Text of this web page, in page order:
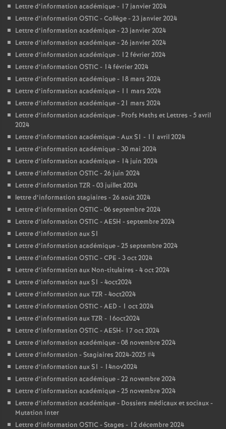
Lettre d’information académique - 17 janvier 2024
Lettre d’information OSTIC - Collège - 23 janvier 2024
Lettre d’information académique - 23 janvier 2024
Lettre d’information académique - 26 janvier 2024
Lettre d’information académique - 12 février 2024
Lettre d’information OSTIC - 14 février 2024
Lettre d’information académique - 18 mars 2024
Lettre d’information académique - 11 mars 2024
Lettre d’information académique - 21 mars 2024
Lettre d’information académique - Profs Maths et Lettres - 5 avril
2024
Lettre d’information académique - Aux S1 - 11 avril 2024
Lettre d’information académique - 30 mai 2024
Lettre d’information académique - 14 juin 2024
Lettre d’information OSTIC - 26 juin 2024
Lettre d’information TZR - 03 juillet 2024
lettre d’information stagiaires - 26 août 2024
Lettre d’information OSTIC - 06 septembre 2024
Lettre d’information OSTIC - AESH - septembre 2024
Lettre d’information aux S1
Lettre d’information académique - 25 septembre 2024
Lettre d’information OSTIC - CPE - 3 oct 2024
Lettre d’information aux Non-titulaires - 4 oct 2024
Lettre d’information aux S1 - 4oct2024
Lettre d’information aux TZR - 4oct2024
Lettre d’information OSTIC - AED - 1 oct 2024
Lettre d’information aux TZR - 16oct2024
Lettre d’information OSTIC - AESH- 17 oct 2024
Lettre d’information académique - 08 novembre 2024
Lettre d’information - Stagiaires 2024-2025 #4
Lettre d’information aux S1 - 14nov2024
Lettre d’information académique - 22 novembre 2024
Lettre d’information académique - 25 novembre 2024
Lettre d’information académique - Dossiers médicaux et sociaux -
Mutation inter
Lettre d’information OSTIC - Stages - 12 décembre 2024